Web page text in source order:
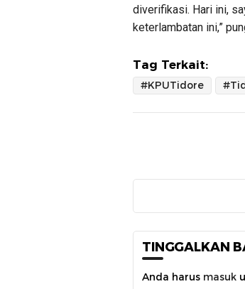
diverifikasi. Hari ini,
keterlambatan ini,”
Tag Terkait:
#KPUTidore
TINGGALKAN
Anda harus masuk